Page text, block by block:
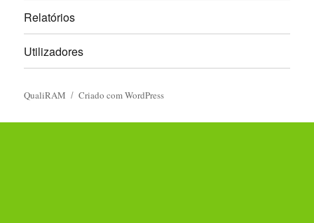
Relatórios
Utilizadores
QualiRAM Criado com WordPress